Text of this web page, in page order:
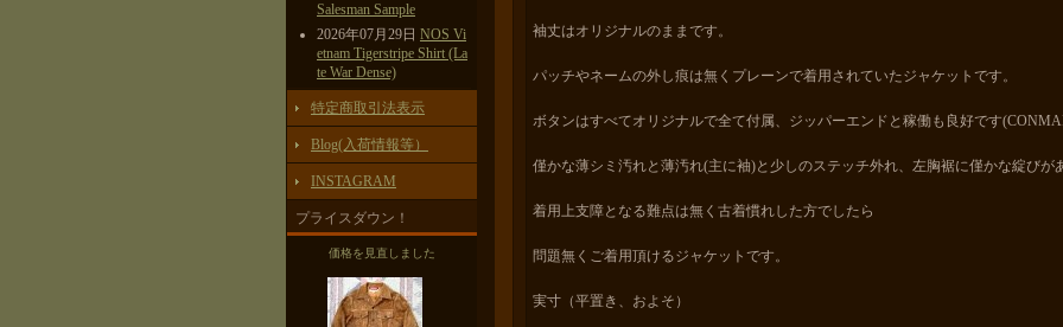
Salesman Sample
2026年07月29日 NOS Vi
etnam Tigerstripe Shirt (La
te War Dense)
特定商取引法表示
Blog(入荷情報等）
INSTAGRAM
プライスダウン！
価格を見直しました
袖丈はオリジナルのままです。
パッチやネームの外し痕は無くプレーンで着用されていたジャケットです。
ボタンはすべてオリジナルで全て付属、ジッパーエンドと稼働も良好です
僅かな薄シミ汚れと薄汚れ(主に袖)と少しのステッチ外れ、左胸裾に僅かな綻びが
着用上支障となる難点は無く古着慣れした方でしたら
問題無くご着用頂けるジャケットです。
実寸（平置き、およそ）